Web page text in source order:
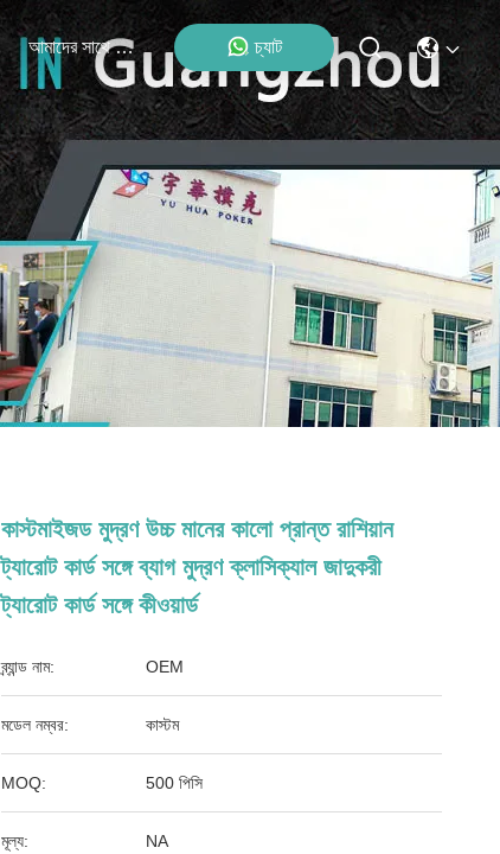
আমাদের সাথে যোগাযোগ চ্যাট
কাস্টমাইজড মুদ্রণ উচ্চ মানের কালো প্রান্ত রাশিয়ান
ট্যারোট কার্ড সঙ্গে ব্যাগ মুদ্রণ ক্লাসিক্যাল জাদুকরী
ট্যারোট কার্ড সঙ্গে কীওয়ার্ড
ব্র্যান্ড নাম: OEM
মডেল নম্বর: কাস্টম
MOQ: 500 পিসি
মূল্য: NA